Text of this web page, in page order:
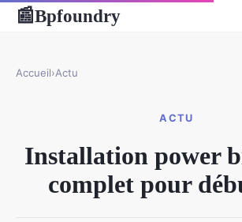
📰Bpfoundry
Accueil›Actu
ACTU
Installation power
complet pour